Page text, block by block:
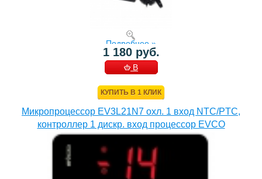
Подробнее »
1 180 руб.
В
КУПИТЬ В 1 КЛИК
Микропроцессор EV3L21N7 охл. 1 вход NTC/PTC,
контроллер 1 дискр. вход процессор EVCO